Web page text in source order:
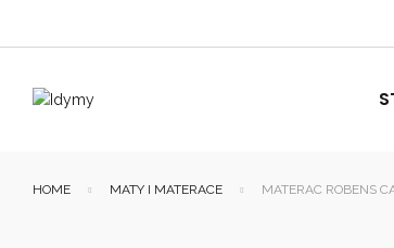
HOME MATY I MATERACE MATERAC ROBENS